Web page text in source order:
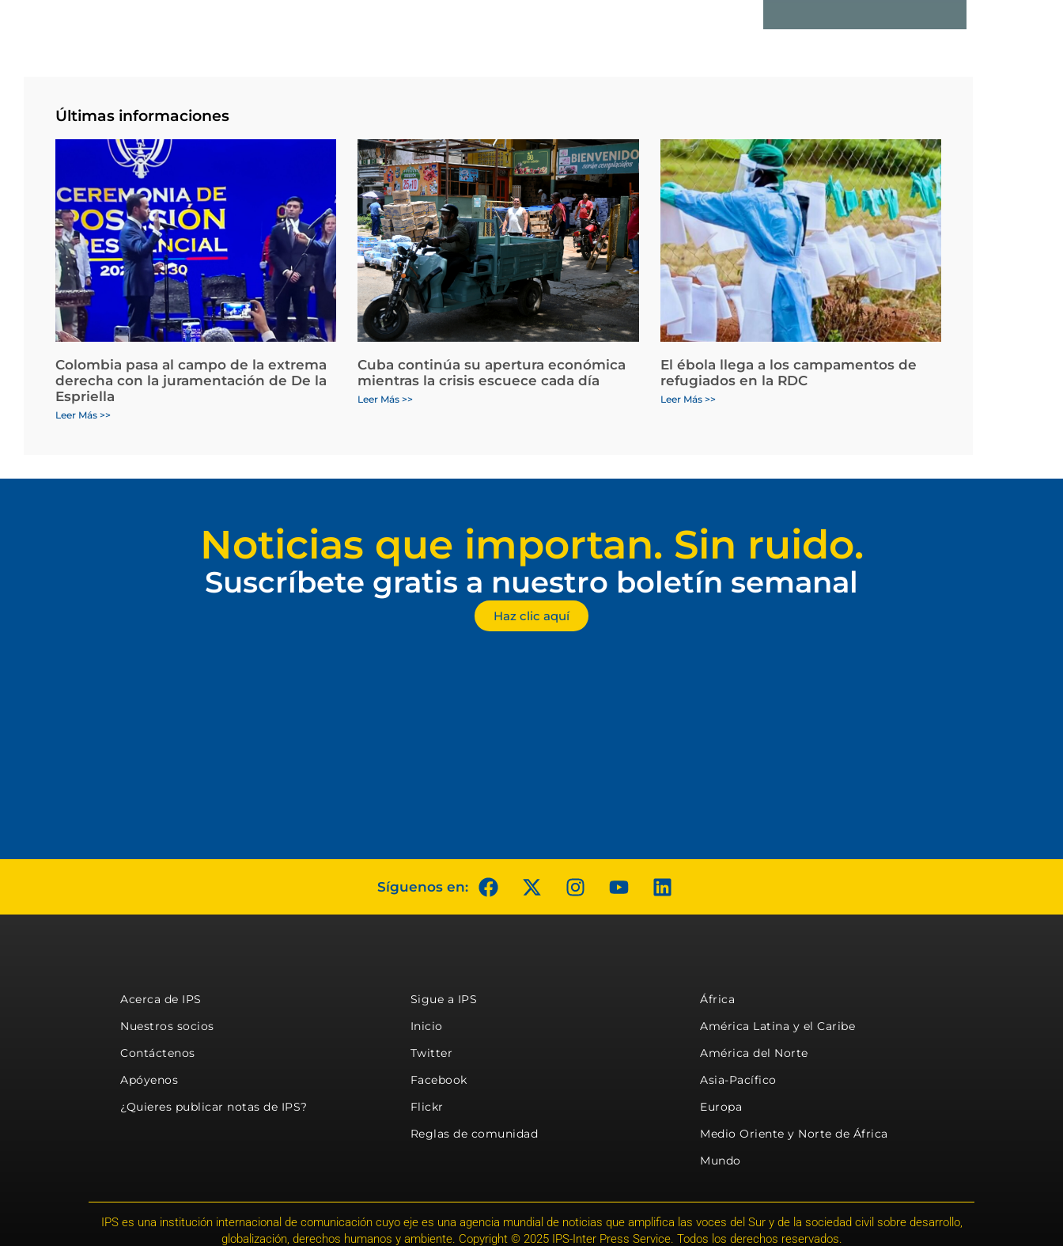
Últimas informaciones
Colombia pasa al campo de la extrema
derecha con la juramentación de De la
Espriella
Leer Más >>
Cuba continúa su apertura económica
mientras la crisis escuece cada día
Leer Más >>
El ébola llega a los campamentos de
refugiados en la RDC
Leer Más >>
Noticias que importan. Sin ruido.
Suscríbete gratis a nuestro boletín semanal
Haz clic aquí
Síguenos en:
Acerca de IPS
Nuestros socios
Contáctenos
Apóyenos
¿Quieres publicar notas de IPS?
Sigue a IPS
Inicio
Twitter
Facebook
Flickr
Reglas de comunidad
África
América Latina y el Caribe
América del Norte
Asia-Pacífico
Europa
Medio Oriente y Norte de África
Mundo
IPS es una institución internacional de comunicación cuyo eje es una agencia mundial de noticias que amplifica las voces del Sur y de la sociedad civil sobre desarrollo,
globalización, derechos humanos y ambiente. Copyright © 2025 IPS-Inter Press Service. Todos los derechos reservados.